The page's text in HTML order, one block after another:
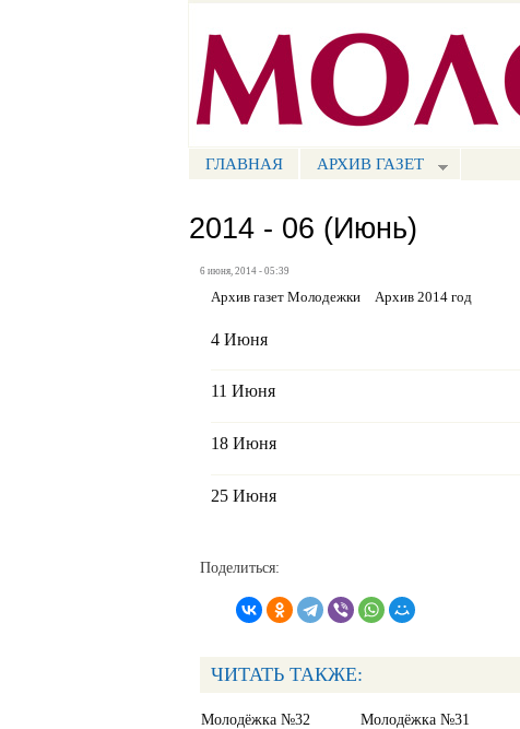
Портал СМИ КБР
МЕНЮ СМ
ГЛАВНАЯ АРХИВ ГАЗЕТ
2014 - 06 (Июнь)
6 июня, 2014 - 05:39
Архив газет Молодежки Архив 2014 год
4 Июня
11 Июня
18 Июня
25 Июня
Поделиться:
ЧИТАТЬ ТАКЖЕ:
Молодёжка №32
Молодёжка №31